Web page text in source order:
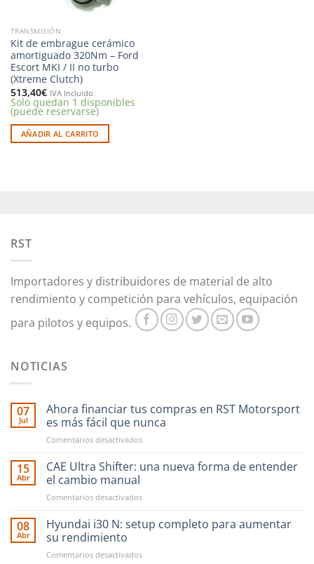
TRANSMISIÓN
Kit de embrague cerámico
amortiguado 320Nm – Ford
Escort MKI / II no turbo
(Xtreme Clutch)
513,40€ IVA Incluido
Solo quedan 1 disponibles
(puede reservarse)
AÑADIR AL CARRITO
RST
Importadores y distribuidores de material de alto
rendimiento y competición para vehículos, equipación
para pilotos y equipos.
NOTICIAS
07
Jul
Ahora financiar tus compras en RST Motorsport
es más fácil que nunca
Comentarios desactivadosen
financiar
en
Motorsport
fácil
15
Abr
CAE Ultra Shifter: una nueva forma de entender
el cambio manual
Comentarios desactivadosen
Ultra
Shifter:
nueva
08
Abr
Hyundai i30 N: setup completo para aumentar
su rendimiento
Comentarios desactivadosen